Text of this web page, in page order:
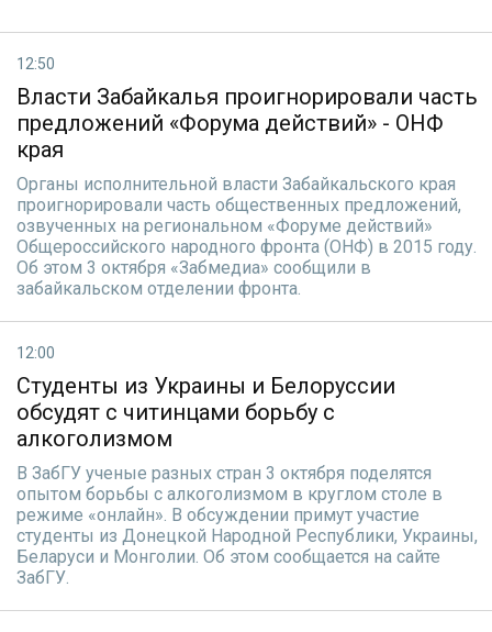
12:50
Власти Забайкалья проигнорировали часть
предложений «Форума действий» - ОНФ
края
Органы исполнительной власти Забайкальского края
проигнорировали часть общественных предложений,
озвученных на региональном «Форуме действий»
Общероссийского народного фронта (ОНФ) в 2015 году.
Об этом 3 октября «Забмедиа» сообщили в
забайкальском отделении фронта.
12:00
Студенты из Украины и Белоруссии
обсудят с читинцами борьбу с
алкоголизмом
В ЗабГУ ученые разных стран 3 октября поделятся
опытом борьбы с алкоголизмом в круглом столе в
режиме «онлайн». В обсуждении примут участие
студенты из Донецкой Народной Республики, Украины,
Беларуси и Монголии. Об этом сообщается на сайте
ЗабГУ.